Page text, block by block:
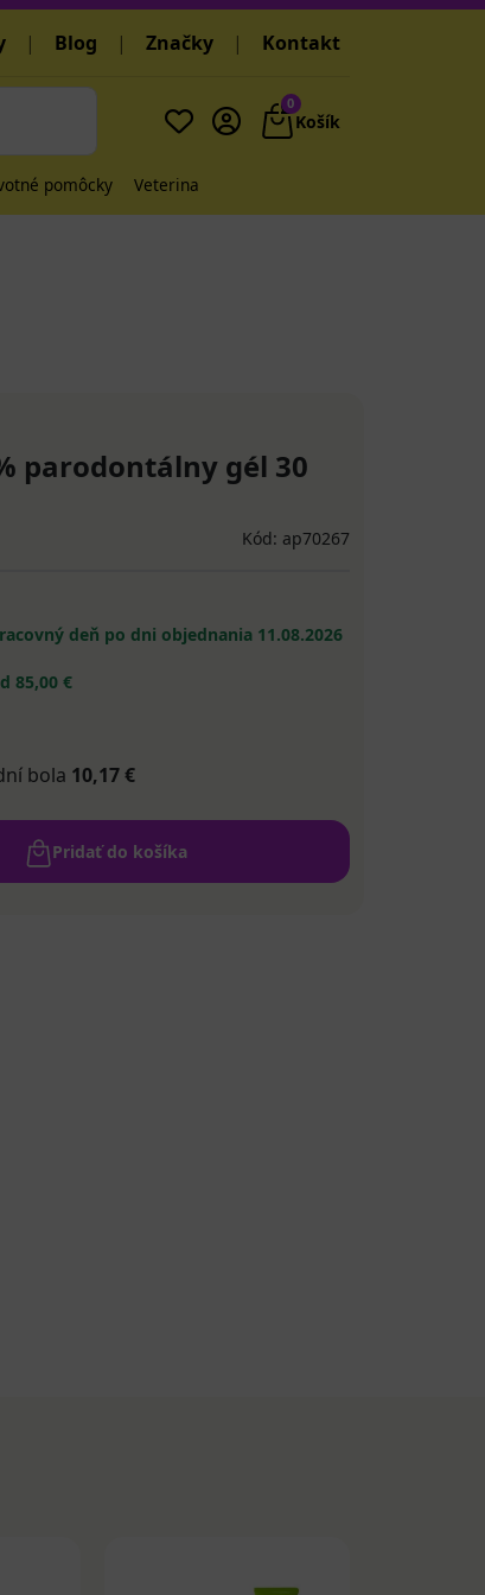
| Blog | Značky | Kontakt
0
Košík
pomôcky Veterina
parodontálny gél 30
Kód: ap70267
deň po dni objednania 11.08.2026
85,00 €
bola 10,17 €
Pridať do košíka